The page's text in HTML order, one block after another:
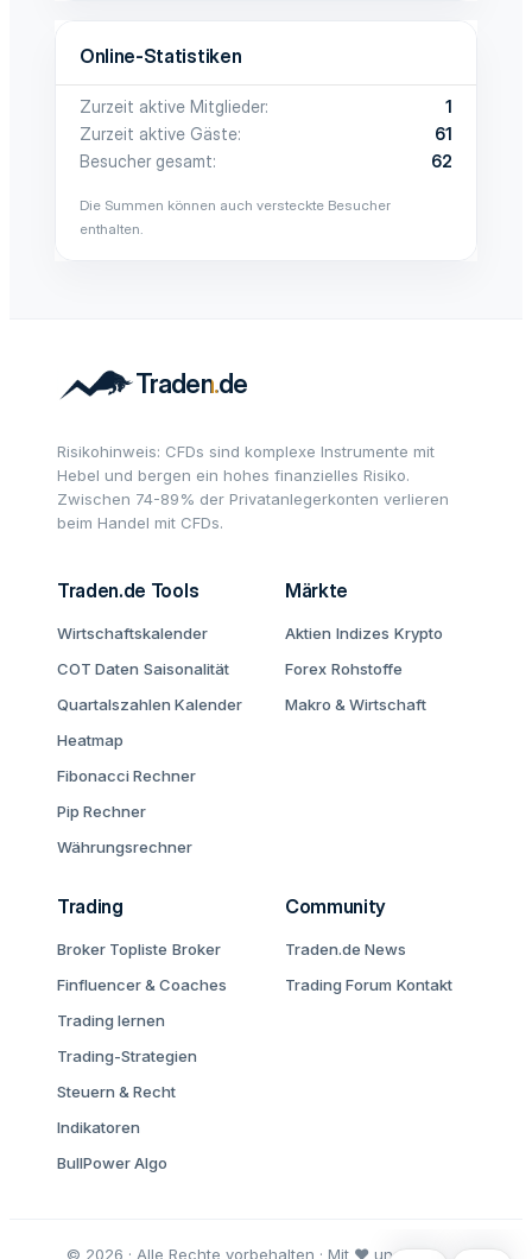
Online-Statistiken
Zurzeit aktive Mitglieder
1
Zurzeit aktive Gäste
61
Besucher gesamt
62
Die Summen können auch versteckte Besucher
enthalten.
Risikohinweis: CFDs sind komplexe Instrumente mit
Hebel und bergen ein hohes finanzielles Risiko.
Zwischen 74-89% der Privatanlegerkonten verlieren
beim Handel mit CFDs.
Traden.de Tools
Wirtschaftskalender
COT Daten Saisonalität
Quartalszahlen Kalender
Heatmap
Fibonacci Rechner
Pip Rechner
Währungsrechner
Märkte
Aktien Indizes Krypto
Forex Rohstoffe
Makro & Wirtschaft
Trading
Broker Topliste Broker
Finfluencer & Coaches
Trading lernen
Trading-Strategien
Steuern & Recht
Indikatoren
BullPower Algo
Community
Traden.de News
Trading Forum Kontakt
© 2026 · Alle Rechte vorbehalten · Mit ♥ und